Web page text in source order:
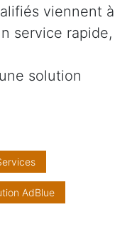
viennent à
service rapide,
solution
AdBlue